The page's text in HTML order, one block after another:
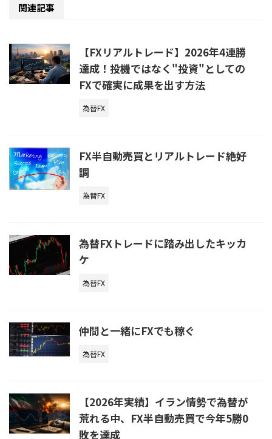
関連記事
【FXリアルトレード】2026年4連勝
達成！投機ではなく"投資"としての
FXで確実に成果を出す方法
為替FX
FX半自動売買とリアルトレード絶好
調
為替FX
為替FXトレードに踏み出したキッカ
ケ
為替FX
仲間と一緒にFXでも稼ぐ
為替FX
【2026年実績】イラン情勢で為替が
荒れる中、FX半自動売買で今年5勝0
敗を達成